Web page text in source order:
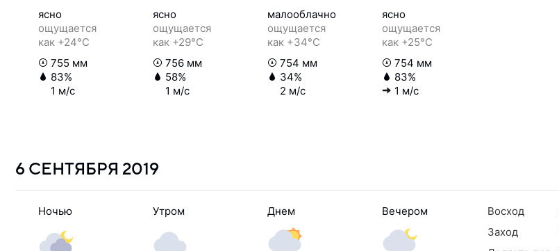
ясно
ощущается
как +24°C
755 мм
83%
1 м/с
ясно
ощущается
как +29°C
756 мм
58%
1 м/с
малооблачно
ощущается
как +34°C
754 мм
34%
2 м/с
ясно
ощущается
как +25°C
754 мм
83%
1 м/с
6 СЕНТЯБРЯ 2019
Ночью Утром Днем Вечером Восход
Заход